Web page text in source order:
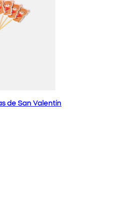
de San Valentín